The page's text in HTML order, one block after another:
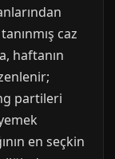
caz
haftanın
partileri
en seçkin